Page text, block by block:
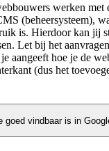
werken met
(beheersysteem),
is. Hierdoor kan jij
Let bij het
aangeeft hoe je de
(dus het
goed vindbaar is in